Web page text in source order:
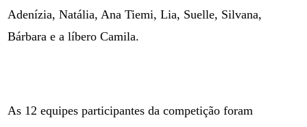
Adenízia, Natália, Ana Tiemi, Lia, Suelle, Silvana,
Bárbara e a líbero Camila.
As 12 equipes participantes da competição foram